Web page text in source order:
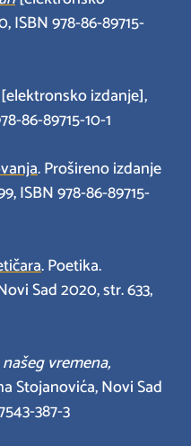
ISBN 978-86-89715-
izdanje],
86-89715-10-1
. Prošireno izdanje
ISBN 978-86-89715-
. Poetika.
Sad 2020, str. 633,
vremena,
Stojanovića, Novi Sad
387-3